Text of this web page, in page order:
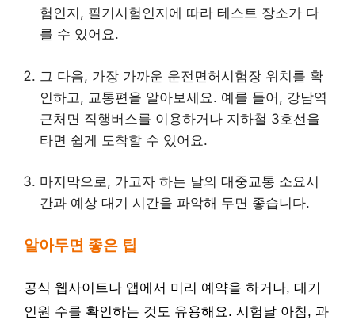
험인지, 필기시험인지에 따라 테스트 장소가 다
를 수 있어요.
그 다음, 가장 가까운 운전면허시험장 위치를 확
인하고, 교통편을 알아보세요. 예를 들어, 강남역
근처면 직행버스를 이용하거나 지하철 3호선을
타면 쉽게 도착할 수 있어요.
마지막으로, 가고자 하는 날의 대중교통 소요시
간과 예상 대기 시간을 파악해 두면 좋습니다.
알아두면 좋은 팁
공식 웹사이트나 앱에서 미리 예약을 하거나, 대기
인원 수를 확인하는 것도 유용해요. 시험날 아침, 과